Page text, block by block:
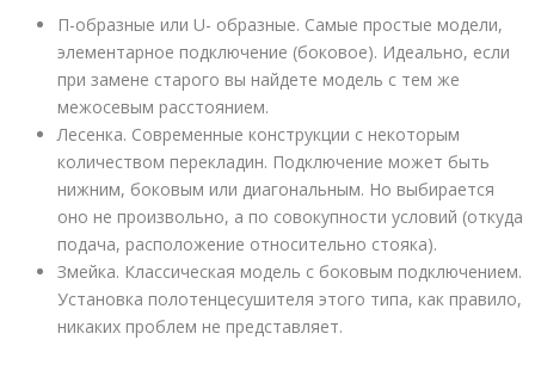
П-образные или U- образные. Самые простые модели,
элементарное подключение (боковое). Идеально, если
при замене старого вы найдете модель с тем же
межосевым расстоянием.
Лесенка. Современные конструкции с некоторым
количеством перекладин. Подключение может быть
нижним, боковым или диагональным. Но выбирается
оно не произвольно, а по совокупности условий (откуда
подача, расположение относительно стояка).
Змейка. Классическая модель с боковым подключением.
Установка полотенцесушителя этого типа, как правило,
никаких проблем не представляет.